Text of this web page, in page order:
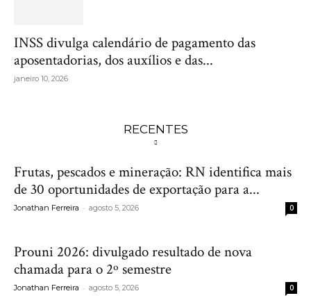
INSS divulga calendário de pagamento das
aposentadorias, dos auxílios e das...
janeiro 10, 2026
RECENTES
Frutas, pescados e mineração: RN identifica mais
de 30 oportunidades de exportação para a...
Jonathan Ferreira - agosto 5, 2026 0
Prouni 2026: divulgado resultado de nova
chamada para o 2º semestre
Jonathan Ferreira - agosto 5, 2026 0